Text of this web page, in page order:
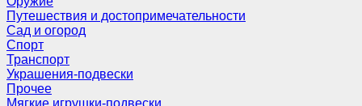
Путешествия и достопримечательности
Сад и огород
Спорт
Транспорт
Украшения-подвески
Прочее
Мягкие игрушки-подвески